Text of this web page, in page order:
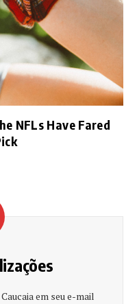
NFLs Have Fared
em seu e-mail